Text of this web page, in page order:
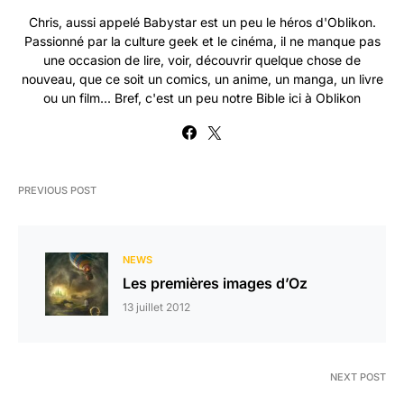
Chris, aussi appelé Babystar est un peu le héros d'Oblikon.
Passionné par la culture geek et le cinéma, il ne manque pas
une occasion de lire, voir, découvrir quelque chose de
nouveau, que ce soit un comics, un anime, un manga, un livre
ou un film... Bref, c'est un peu notre Bible ici à Oblikon
PREVIOUS POST
NEWS
Les premières images d’Oz
13 juillet 2012
NEXT POST